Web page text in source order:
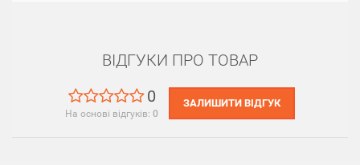
ВІДГУКИ ПРО ТОВАР
0
На основі відгуків: 0
ЗАЛИШИТИ ВІДГУК